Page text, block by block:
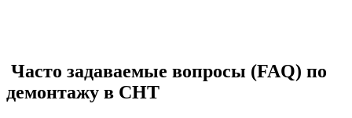
Часто задаваемые вопросы (FAQ) по
демонтажу в СНТ